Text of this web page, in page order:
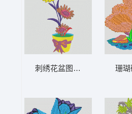
刺绣花盆图案 向日葵 珊瑚